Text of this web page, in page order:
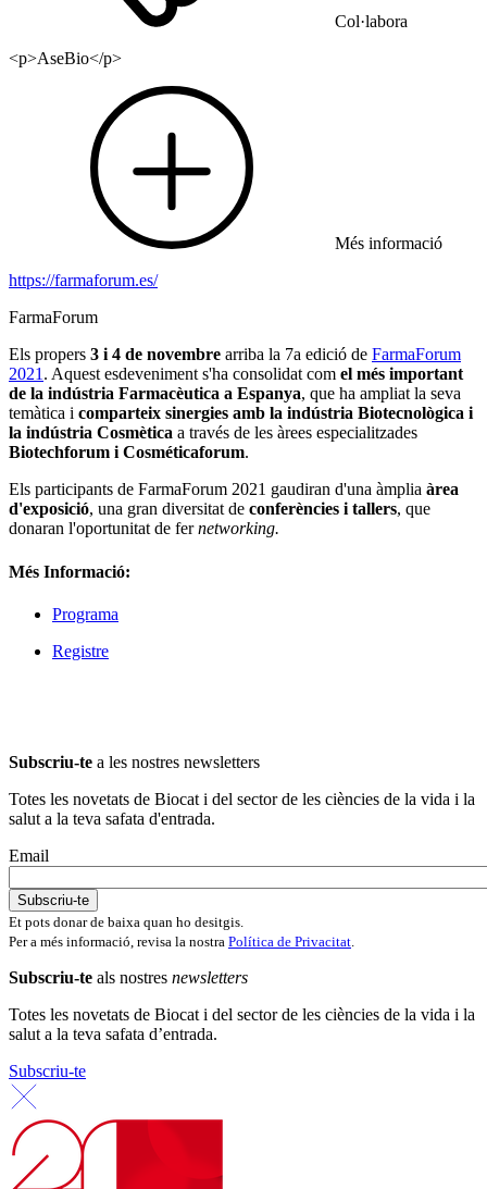
Col·labora
<p>AseBio</p>
Més informació
https://farmaforum.es/
FarmaForum
Els propers 3 i 4 de novembre arriba la 7a edició de FarmaForum
2021. Aquest esdeveniment s'ha consolidat com el més important
de la indústria Farmacèutica a Espanya, que ha ampliat la seva
temàtica i comparteix sinergies amb la indústria Biotecnològica i
la indústria Cosmètica a través de les àrees especialitzades
Biotechforum i Cosméticaforum.
Els participants de FarmaForum 2021 gaudiran d'una àmplia àrea
d'exposició, una gran diversitat de conferències i tallers, que
donaran l'oportunitat de fernetworking.
Més Informació:
Programa
Registre
Subscriu-te a les nostres newsletters
Totes les novetats de Biocat i del sector de les ciències de la vida i la
salut a la teva safata d'entrada.
Email
Et pots donar de baixa quan ho desitgis.
Per a més informació, revisa la nostra Política de Privacitat
Subscriu-te als nostres newsletters
Totes les novetats de Biocat i del sector de les ciències de la vida i la
salut a la teva safata d’entrada.
Subscriu-te